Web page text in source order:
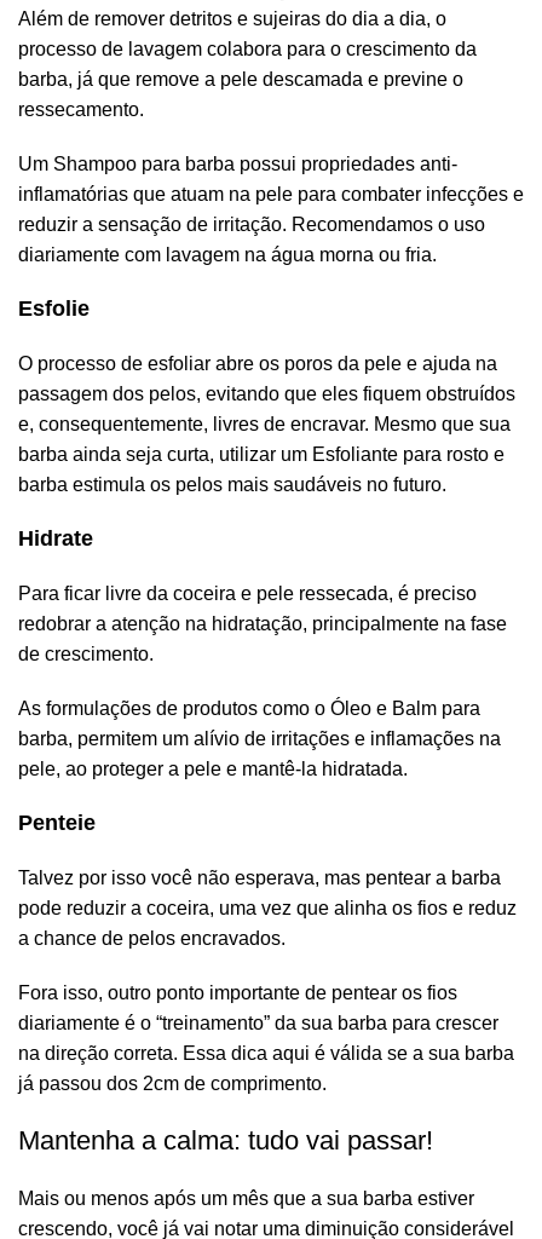
Além de remover detritos e sujeiras do dia a dia, o
processo de lavagem colabora para o crescimento da
barba, já que remove a pele descamada e previne o
ressecamento.
Um Shampoo para barba possui propriedades anti-
inflamatórias que atuam na pele para combater infecções e
reduzir a sensação de irritação. Recomendamos o uso
diariamente com lavagem na água morna ou fria.
Esfolie
O processo de esfoliar abre os poros da pele e ajuda na
passagem dos pelos, evitando que eles fiquem obstruídos
e, consequentemente, livres de encravar. Mesmo que sua
barba ainda seja curta, utilizar um Esfoliante para rosto e
barba estimula os pelos mais saudáveis no futuro.
Hidrate
Para ficar livre da coceira e pele ressecada, é preciso
redobrar a atenção na hidratação, principalmente na fase
de crescimento.
As formulações de produtos como o Óleo e Balm para
barba, permitem um alívio de irritações e inflamações na
pele, ao proteger a pele e mantê-la hidratada.
Penteie
Talvez por isso você não esperava, mas pentear a barba
pode reduzir a coceira, uma vez que alinha os fios e reduz
a chance de pelos encravados.
Fora isso, outro ponto importante de pentear os fios
diariamente é o “treinamento” da sua barba para crescer
na direção correta. Essa dica aqui é válida se a sua barba
já passou dos 2cm de comprimento.
Mantenha a calma: tudo vai passar!
Mais ou menos após um mês que a sua barba estiver
crescendo, você já vai notar uma diminuição considerável